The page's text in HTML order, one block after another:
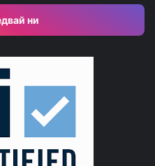
ни